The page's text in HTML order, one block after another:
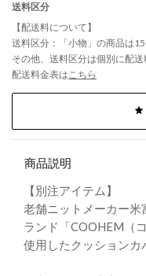
送料区分
【配送料について】
送料区分：「小物」の商品は
その他、送料区分は個別に配送
配送料金表はこちら
商品説明
【別注アイテム】
老舗ニットメーカー
ランド「COOHEM（
使用したクッションカ